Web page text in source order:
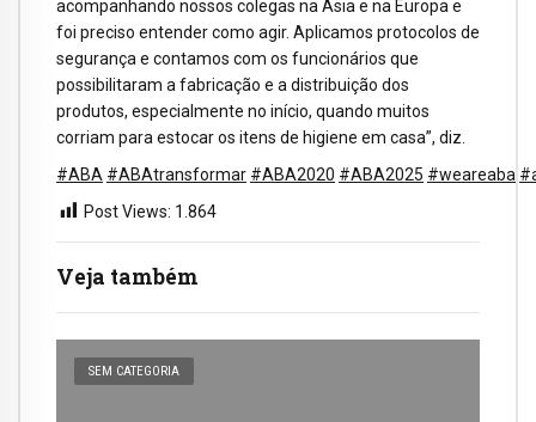
Veja também
SEM CATEGORIA
acompanhando nossos colegas na Ásia e na Europa e
foi preciso entender como agir. Aplicamos protocolos de
segurança e contamos com os funcionários que
possibilitaram a fabricação e a distribuição dos
produtos, especialmente no início, quando muitos
corriam para estocar os itens de higiene em casa”, diz.
#ABA #ABAtransformar #ABA2020 #ABA2025 #weareaba
Post Views: 1.864